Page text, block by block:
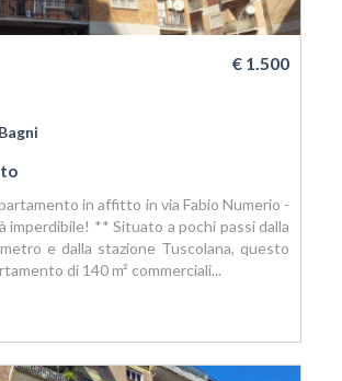
€ 1.500
in affitto in via Fabio Numerio -
imperdibile! ** Situato a pochi passi dalla
e dalla stazione Tuscolana, questo
di 140 m² commerciali...